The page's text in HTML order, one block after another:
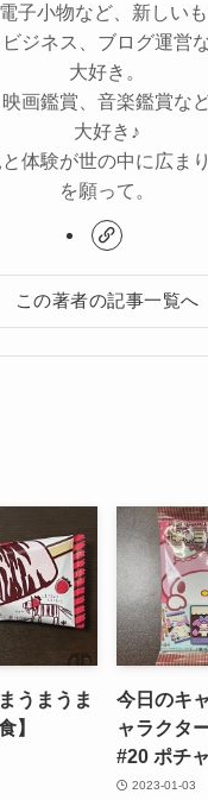
子小物など、新しいも
ジネス、ブログ運営
大好き。
画鑑賞、音楽鑑賞な
大好き♪
体験が世の中に広ま
を願って。
この著者の記事一覧へ
うまうま
】
今日のキ
ャラクタ
#20 ポチ
2023-01-03